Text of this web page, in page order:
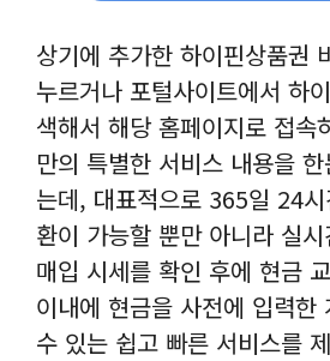
상기에 추가한 하이핀상품권
누르거나 포털사이트에서 하
색해서 해당 홈페이지로 접속
만의 특별한 서비스 내용을
는데, 대표적으로 365일 24
환이 가능할 뿐만 아니라 실
매입 시세를 확인 후에 현금
이내에 현금을 사전에 입력한
수 있는 쉽고 빠른 서비스를